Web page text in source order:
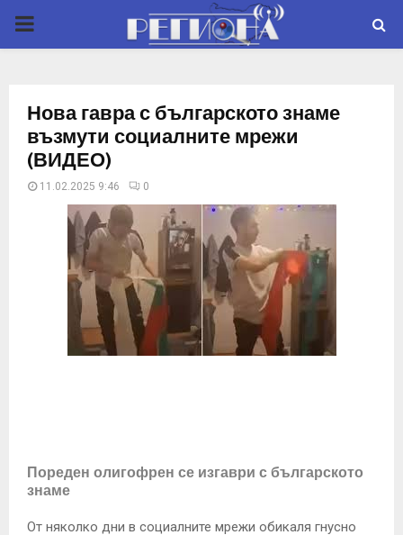
P
M
N
Нова гавра с българското знаме
възмути социалните мрежи
(ВИДЕО)
11.02.2025 9:46 0
Пореден олигофрен се изгаври с българското
знаме
От няколко дни в социалните мрежи обикаля гнусно